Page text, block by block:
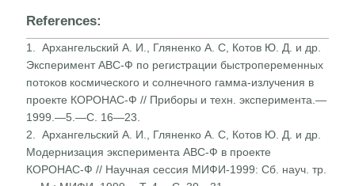
References:
1. Архангельский А. И., Гляненко А. С, Котов Ю. Д. и др.
Эксперимент АВС-Ф по регистрации быстропеременных
потоков космического и солнечного гамма-излучения в
проекте КОРОНАС-Ф // Приборы и техн. эксперимента.—
1999.—5.—С. 16—23.
2. Архангельский А. И., Гляненко А. С, Котов Ю. Д. и др.
Модернизация эксперимента АВС-Ф в проекте
КОРОНАС-Ф // Научная сессия МИФИ-1999: Сб. науч. тр.